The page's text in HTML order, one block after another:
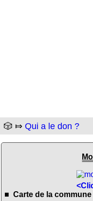
🎲 ⤇ Qui a le don ?
■ Carte de la commune